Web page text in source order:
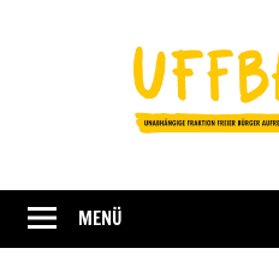
Darmstadt
MENÜ